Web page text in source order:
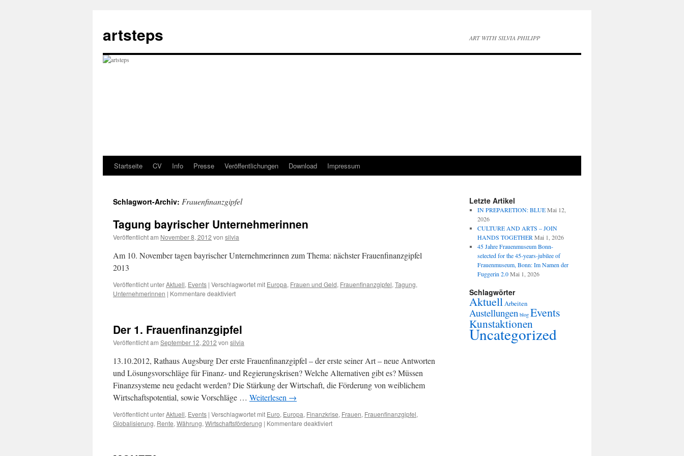
springen
artsteps ART WITH SILVIA PHILIPP
Startseite CV Info Presse Veröffentlichungen Download Impressum
Schlagwort-Archiv: Frauenfinanzgipfel
Tagung bayrischer Unternehmerinnen
Veröffentlicht am November 8, 2012 von silvia
Am 10. November tagen bayrischer Unternehmerinnen zum Thema: nächster Frauenfinanzgipfel
2013
Veröffentlicht unterAktuell, Events | Verschlagwortet mit Europa, Frauen und Geld, Frauenfinanzgipfel, Tagung,
Unternehmerinnen | Kommentare deaktiviertfür
Der 1. Frauenfinanzgipfel
Veröffentlicht am September 12, 2012 von silvia
13.10.2012, Rathaus Augsburg Der erste Frauenfinanzgipfel – der erste seiner Art – neue Antworten
und Lösungsvorschläge für Finanz- und Regierungskrisen? Welche Alternativen gibt es? Müssen
Finanzsysteme neu gedacht werden? Die Stärkung der Wirtschaft, die Förderung von weiblichem
Wirtschaftspotential, sowie Vorschläge … Weiterlesen →
Veröffentlicht unterAktuell, Events | Verschlagwortet mit Euro, Europa, Finanzkrise, Frauen, Frauenfinanzgipfel,
Globalisierung, Rente, Währung, Wirtschaftsförderung | Kommentare deaktiviertfür
Letzte Artikel
IN PREPARETION: BLUE Mai 12,
2026
CULTURE AND ARTS – JOIN
HANDS TOGETHER Mai 1, 2026
45 Jahre Frauenmuseum Bonn-
selected for the 45-years-jubilee of
Frauenmuseum, Bonn: Im Namen der
Fuggerin 2.0 Mai 1, 2026
Schlagwörter
AktuellArbeiten
Austellungen blog Events
Kunstaktionen
Uncategorized